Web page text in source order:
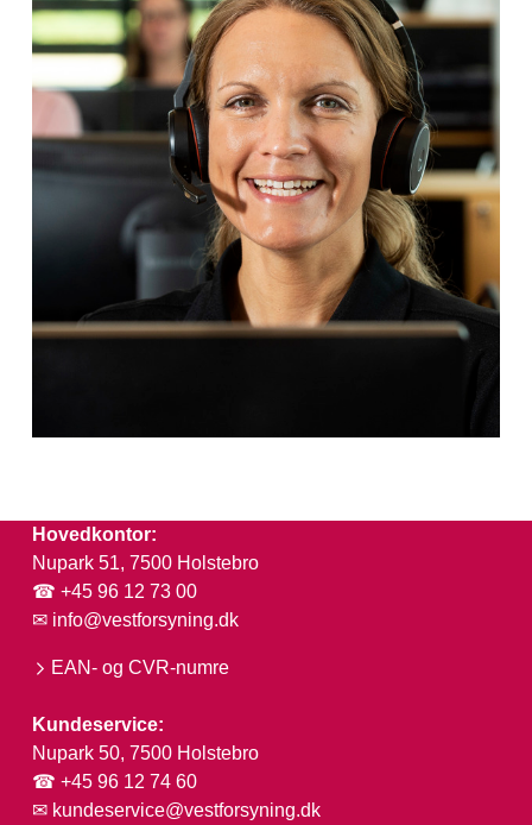
Hovedkontor:
Nupark 51, 7500 Holstebro
☎ +45 96 12 73 00
✉ info@vestforsyning.dk
EAN- og CVR-numre
Kundeservice:
Nupark 50, 7500 Holstebro
☎ +45 96 12 74 60
✉ kundeservice@vestforsyning.dk